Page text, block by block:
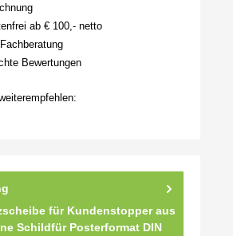
ab € 100,- netto
Bewertungen
für Kundenstopper aus
Schildfür Posterformat DIN